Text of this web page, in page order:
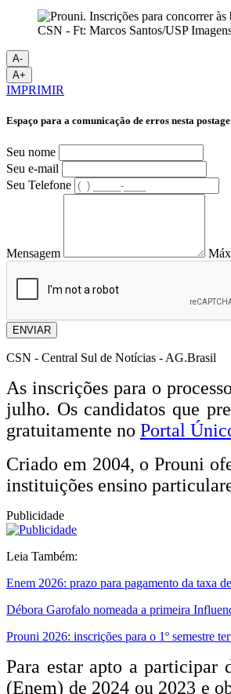
CSN - Ft: Marcos Santos/USP
A-
A+
IMPRIMIR
Espaço para a comunicação de erros nesta
Seu nome
Seu e-mail
Seu Telefone
Mensagem
ENVIAR
CSN - Central Sul de Notícias - AG.Brasil
As inscrições para o
julho. Os candidatos que
gratuitamente no Portal
Criado em 2004, o Prouni
instituições ensino
Publicidade
Leia Também:
Enem 2026: prazo para pagamento da taxa
Débora Garofalo nomeada a primeira
Prouni 2026: inscrições para o 1º semestre
Para estar apto a participar
(Enem) de 2024 ou 2023 e